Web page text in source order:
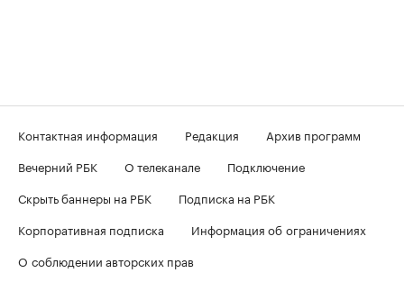
Контактная информация Редакция
Архив программ
Вечерний РБК
О телеканале
Подключение
Скрыть баннеры на РБК
Подписка на РБК
Корпоративная подписка
Информация об ограничениях
О соблюдении авторских прав